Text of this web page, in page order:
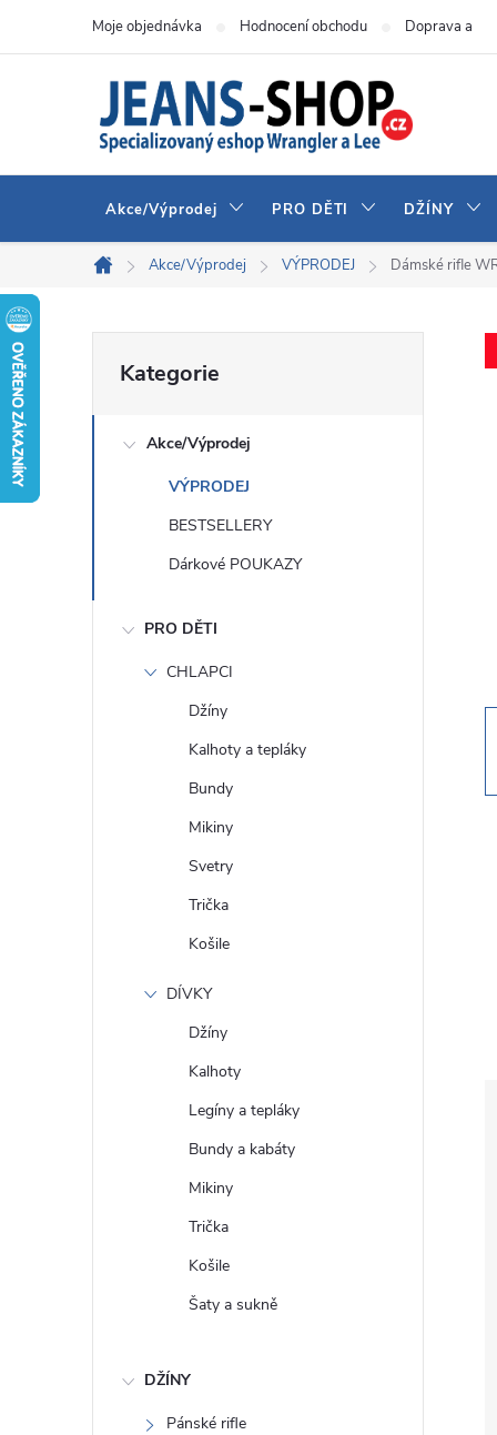
Moje objednávka Hodnocení obchodu Doprava a
Akce/Výprodej PRO DĚTI DŽÍNY
Domů
Akce/Výprodej VÝPRODEJ Dámské rifle
o
kategorie
Kategorie
Akce/Výprodej
VÝPRODEJ
BESTSELLERY
Dárkové POUKAZY
PRO DĚTI
CHLAPCI
Džíny
Kalhoty a tepláky
Bundy
Mikiny
Svetry
Trička
Košile
DÍVKY
Džíny
Kalhoty
Legíny a tepláky
Bundy a kabáty
Mikiny
Trička
Košile
Šaty a sukně
DŽÍNY
Pánské rifle